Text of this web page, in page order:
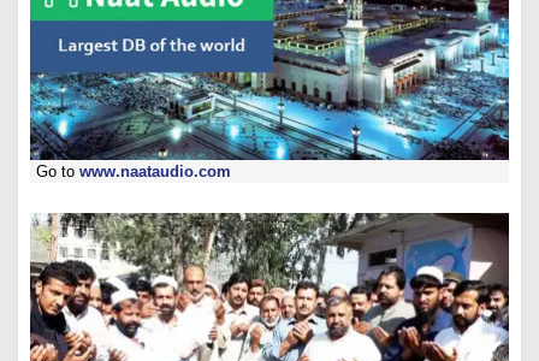
Go to www.naataudio.com